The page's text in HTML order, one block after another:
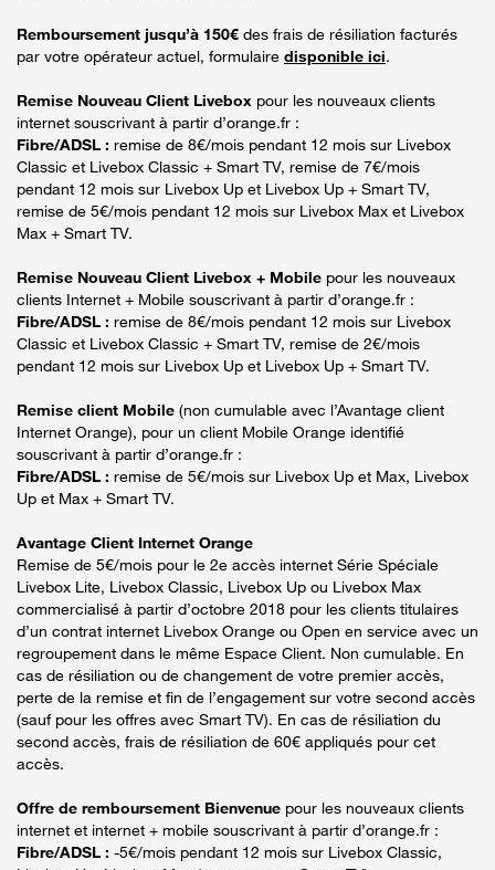
Remboursement jusqu’à 150€ des frais de résiliation facturés
par votre opérateur actuel, formulaire disponible ici.
Remise Nouveau Client Livebox pour les nouveaux clients
internet souscrivant à partir d’orange.fr :
Fibre/ADSL : remise de 8€/mois pendant 12 mois sur Livebox
Classic et Livebox Classic + Smart TV, remise de 7€/mois
pendant 12 mois sur Livebox Up et Livebox Up + Smart TV,
remise de 5€/mois pendant 12 mois sur Livebox Max et Livebox
Max + Smart TV.
Remise Nouveau Client Livebox + Mobile pour les nouveaux
clients Internet + Mobile souscrivant à partir d’orange.fr :
Fibre/ADSL : remise de 8€/mois pendant 12 mois sur Livebox
Classic et Livebox Classic + Smart TV, remise de 2€/mois
pendant 12 mois sur Livebox Up et Livebox Up + Smart TV.
Remise client Mobile (non cumulable avec l’Avantage client
Internet Orange), pour un client Mobile Orange identifié
souscrivant à partir d’orange.fr :
Fibre/ADSL : remise de 5€/mois sur Livebox Up et Max, Livebox
Up et Max + Smart TV.
Avantage Client Internet Orange
Remise de 5€/mois pour le 2e accès internet Série Spéciale
Livebox Lite, Livebox Classic, Livebox Up ou Livebox Max
commercialisé à partir d’octobre 2018 pour les clients titulaires
d’un contrat internet Livebox Orange ou Open en service avec un
regroupement dans le même Espace Client. Non cumulable. En
cas de résiliation ou de changement de votre premier accès,
perte de la remise et fin de l’engagement sur votre second accès
(sauf pour les offres avec Smart TV). En cas de résiliation du
second accès, frais de résiliation de 60€ appliqués pour cet
accès.
Offre de remboursement Bienvenue pour les nouveaux clients
internet et internet + mobile souscrivant à partir d’orange.fr :
Fibre/ADSL : -5€/mois pendant 12 mois sur Livebox Classic,